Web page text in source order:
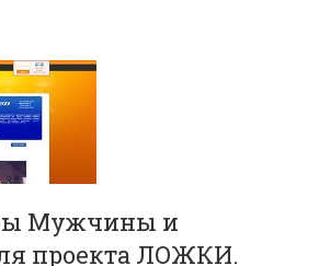
Мужчины и
проекта ЛОЖКИ.